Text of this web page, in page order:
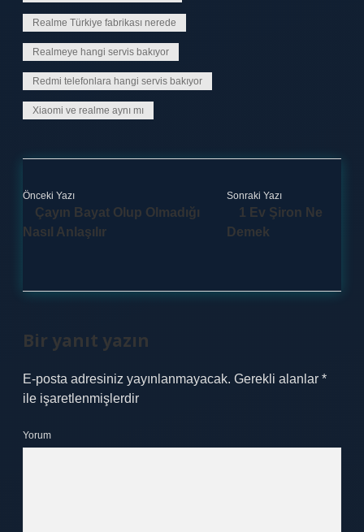
Realme Türkiye fabrikası nerede
Realmeye hangi servis bakıyor
Redmi telefonlara hangi servis bakıyor
Xiaomi ve realme aynı mı
Önceki Yazı
Çayın Bayat Olup Olmadığı
Nasıl Anlaşılır
Sonraki Yazı
1 Ev Şiron Ne
Demek
Bir yanıt yazın
E-posta adresiniz yayınlanmayacak. Gerekli alanlar *
ile işaretlenmişlerdir
Yorum